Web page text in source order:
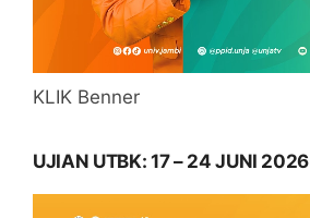
KLIK Benner
UJIAN UTBK: 17 – 24 JUNI 2026